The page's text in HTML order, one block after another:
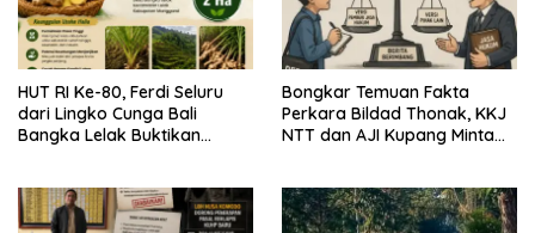
HUT RI Ke-80, Ferdi Seluru
dari Lingko Cunga Bali
Bangka Lelak Buktikan
Bongkar Temuan Fakta
Perkara Bildad Thonak, KKJ
NTT dan AJI Kupang Minta